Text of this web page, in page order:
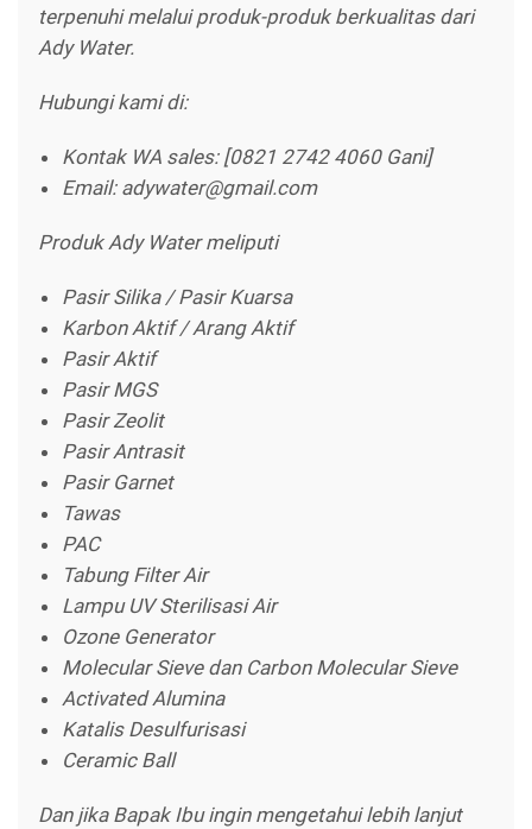
terpenuhi melalui produk-produk berkualitas dari
Ady Water.
Hubungi kami di:
Kontak WA sales: [0821 2742 4060 Gani]
Email: adywater@gmail.com
Produk Ady Water meliputi
Pasir Silika / Pasir Kuarsa
Karbon Aktif / Arang Aktif
Pasir Aktif
Pasir MGS
Pasir Zeolit
Pasir Antrasit
Pasir Garnet
Tawas
PAC
Tabung Filter Air
Lampu UV Sterilisasi Air
Ozone Generator
Molecular Sieve dan Carbon Molecular Sieve
Activated Alumina
Katalis Desulfurisasi
Ceramic Ball
Dan jika Bapak Ibu ingin mengetahui lebih lanjut